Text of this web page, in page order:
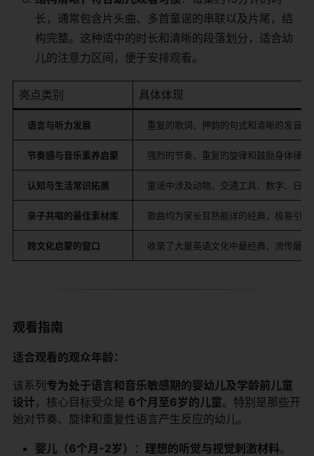
长，通常包含片头曲、多首童谣的串联以及片尾，结
构完整。这种适中的时长和清晰的段落划分，适合幼
儿的注意力区间，便于安排观看。
亮点类别 具体体现
语言与听力发展 重复的歌词、押韵的句式和清晰的发音。
节奏感与音乐素养启蒙 强烈的节奏、重复的旋律和鼓励身体律动
认知与生活常识拓展 童谣中涉及动物、交通工具、数字、日
亲子共唱的最佳素材库 歌曲均为家长耳熟能详的经典，极易引发
跨文化启蒙的窗口 收录了大量英语文化中最经典、流传最广
观看指南
适合观看的观众年龄：
该系列 专为处于语言和音乐敏感期的婴幼儿及学龄前儿童
设计 ，核心目标受众是 6个月至6岁的儿童。特别是那些开
始对节奏、旋律和重复性语言产生反应的幼儿。
婴儿（6个月-2岁） ： 理想的听觉与视觉刺激材料。